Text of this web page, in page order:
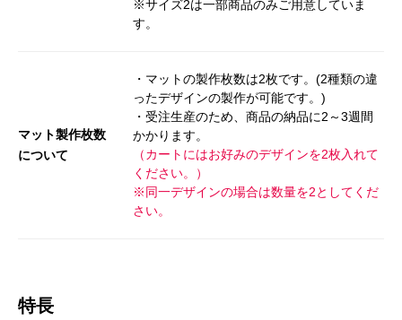
※サイズ2は一部商品のみご用意していま
す。
マット製作枚数
について
・マットの製作枚数は2枚です。(2種類の違
ったデザインの製作が可能です。)
・受注生産のため、商品の納品に2～3週間
かかります。
（カートにはお好みのデザインを2枚入れて
ください。）
※同一デザインの場合は数量を2としてくだ
さい。
特長